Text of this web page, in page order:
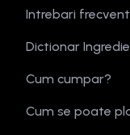
Intrebari
Dictionar
Cum cumpar?
Cum se poate